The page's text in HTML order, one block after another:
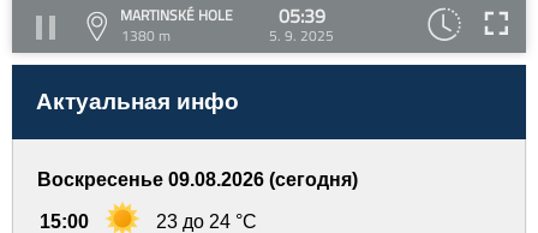
MARTINSKÉ HOLE
1380 m
05:39
5. 9. 2025
Актуальная инфо
Воскресенье 09.08.2026 (сегодня)
15:00 23 до 24 °C